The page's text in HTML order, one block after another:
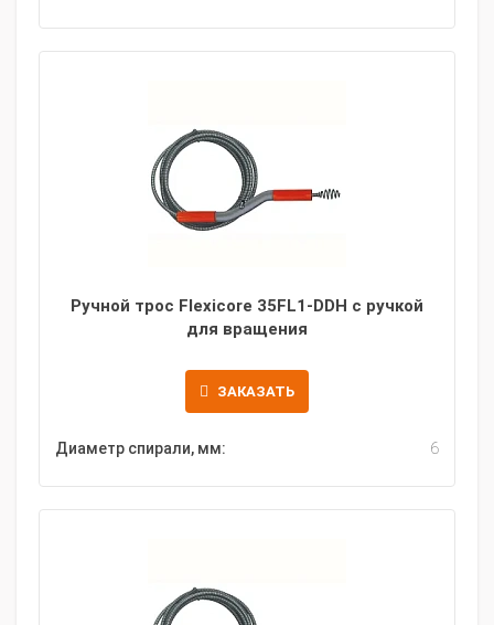
Ручной трос Flexicore 35FL1-DDH с ручкой
для вращения
ЗАКАЗАТЬ
Диаметр спирали, мм: 6